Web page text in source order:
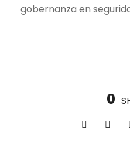
gobernanza en
0